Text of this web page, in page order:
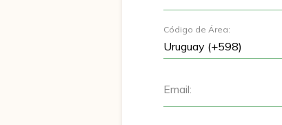
Código de Área:
Email: